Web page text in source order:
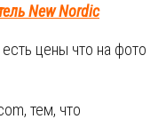
New Nordic
цены что на фото
тем, что